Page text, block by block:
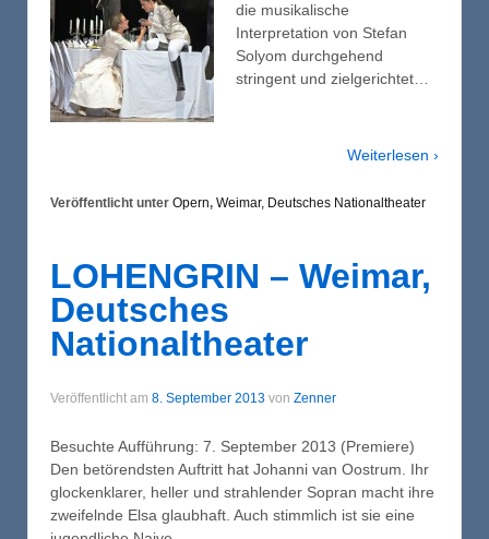
die musikalische
Interpretation von Stefan
Solyom durchgehend
stringent und zielgerichtet…
Weiterlesen ›
Veröffentlicht unter Opern, Weimar, Deutsches Nationaltheater
LOHENGRIN – Weimar,
Deutsches
Nationaltheater
Veröffentlicht am 8. September 2013 von Zenner
Besuchte Aufführung: 7. September 2013 (Premiere)
Den betörendsten Auftritt hat Johanni van Oostrum. Ihr
glockenklarer, heller und strahlender Sopran macht ihre
zweifelnde Elsa glaubhaft. Auch stimmlich ist sie eine